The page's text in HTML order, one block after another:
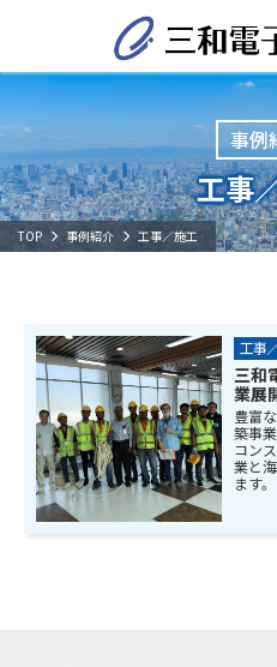
事例
工事
TOP 事例紹介 工事／施工
工事
三和
業展
豊富
築事
コン
業と
ます。